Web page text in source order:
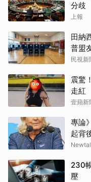
分歧
上報
田納
普盟
民視新
震驚
走紅
壹蘋新
專論
起背
聯合
230
壓